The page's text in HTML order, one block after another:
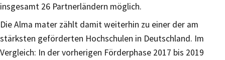
insgesamt 26 Partnerländern möglich.
Die Alma mater zählt damit weiterhin zu einer der am
stärksten geförderten Hochschulen in Deutschland. Im
Vergleich: In der vorherigen Förderphase 2017 bis 2019